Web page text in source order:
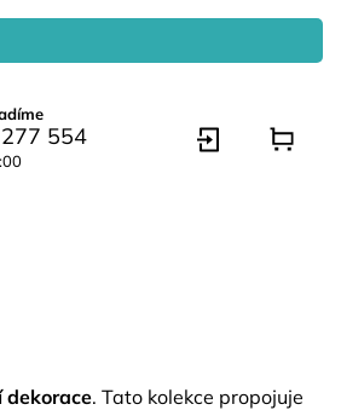
554
dekorace. Tato kolekce propojuje